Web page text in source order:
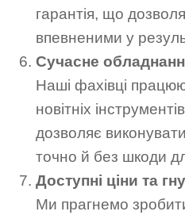
гарантія, що
впевненими у
Сучасне
Наші фахівці
новітніх
дозволяє
точно й без шкоди
Доступні ціни та
Ми прагнемо